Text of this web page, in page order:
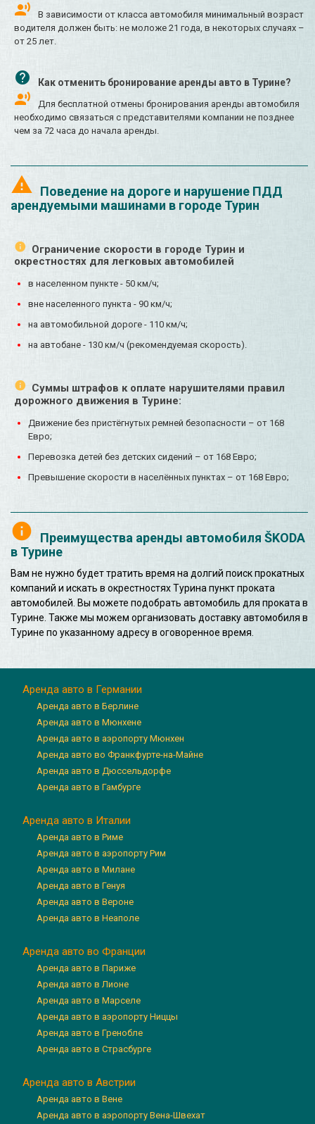
В зависимости от класса автомобиля минимальный возраст
водителя должен быть: не моложе 21 года, в некоторых случаях –
от 25 лет.
Как отменить бронирование аренды авто в Турине?
Для бесплатной отмены бронирования аренды автомобиля
необходимо связаться с представителями компании не позднее
чем за 72 часа до начала аренды.
Поведение на дороге и нарушение ПДД
арендуемыми машинами в городе Турин
Ограничение скорости в городе Турин и
окрестностях для легковых автомобилей
в населенном пункте - 50 км/ч;
вне населенного пункта - 90 км/ч;
на автомобильной дороге - 110 км/ч;
на автобане - 130 км/ч (рекомендуемая скорость).
Суммы штрафов к оплате нарушителями правил
дорожного движения в Турине:
Движение без пристёгнутых ремней безопасности – от 168
Евро;
Перевозка детей без детских сидений – от 168 Евро;
Превышение скорости в населённых пунктах – от 168 Евро;
Преимущества аренды автомобиля ŠKODA
в Турине
Вам не нужно будет тратить время на долгий поиск прокатных
компаний и искать в окрестностях Турина пункт проката
автомобилей. Вы можете подобрать автомобиль для проката в
Турине. Также мы можем организовать доставку автомобиля в
Турине по указанному адресу в оговоренное время.
Аренда авто в Германии
Аренда авто в Берлине
Аренда авто в Мюнхене
Аренда авто в аэропорту Мюнхен
Аренда авто во Франкфурте-на-Майне
Аренда авто в Дюссельдорфе
Аренда авто в Гамбурге
Аренда авто в Италии
Аренда авто в Риме
Аренда авто в аэропорту Рим
Аренда авто в Милане
Аренда авто в Генуя
Аренда авто в Вероне
Аренда авто в Неаполе
Аренда авто во Франции
Аренда авто в Париже
Аренда авто в Лионе
Аренда авто в Марселе
Аренда авто в аэропорту Ниццы
Аренда авто в Гренобле
Аренда авто в Страсбурге
Аренда авто в Австрии
Аренда авто в Вене
Аренда авто в аэропорту Вена-Швехат